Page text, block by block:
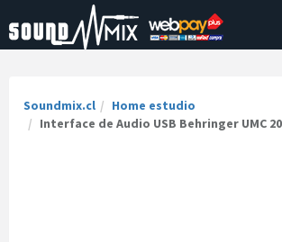
Soundmix.cl
Home estudio
Interface de Audio USB Behringer UMC